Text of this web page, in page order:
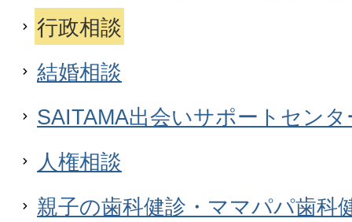
行政相談
結婚相談
SAITAMA出会いサポートセン
人権相談
親子の歯科健診・ママパパ歯科